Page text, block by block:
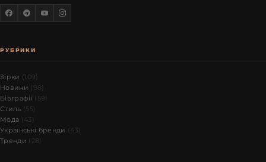
РУБРИКИ
Зірки (109)
Новини (98)
Біографії (59)
Стиль (55)
Мода (43)
Українські бренди (43)
Тренди (28)